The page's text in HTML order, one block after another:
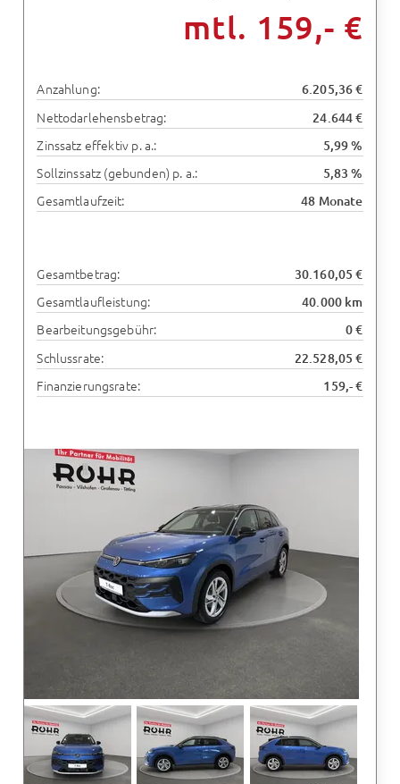
mtl. 159,- €
Anzahlung: 6.205,36 €
Nettodarlehensbetrag: 24.644 €
Zinssatz effektiv p. a.: 5,99 %
Sollzinssatz (gebunden) p. a.: 5,83 %
Gesamtlaufzeit: 48 Monate
Gesamtbetrag: 30.160,05 €
Gesamtlaufleistung: 40.000 km
Bearbeitungsgebühr: 0 €
Schlussrate: 22.528,05 €
Finanzierungsrate: 159,- €